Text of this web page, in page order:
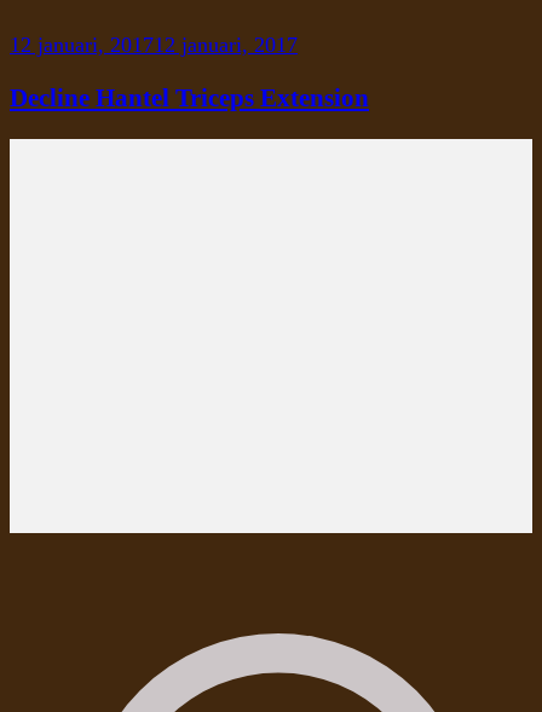
12 januari, 201712 januari, 2017
Decline Hantel Triceps Extension